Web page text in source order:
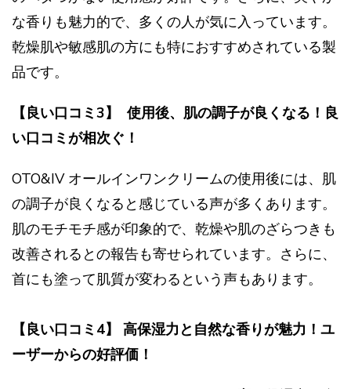
な香りも魅力的で、多くの人が気に入っています。
乾燥肌や敏感肌の方にも特におすすめされている製
品です。
【良い口コミ3】 使用後、肌の調子が良くなる！良
い口コミが相次ぐ！
OTO&IV オールインワンクリームの使用後には、肌
の調子が良くなると感じている声が多くあります。
肌のモチモチ感が印象的で、乾燥や肌のざらつきも
改善されるとの報告も寄せられています。さらに、
首にも塗って肌質が変わるという声もあります。
【良い口コミ4】 高保湿力と自然な香りが魅力！ユ
ーザーからの好評価！